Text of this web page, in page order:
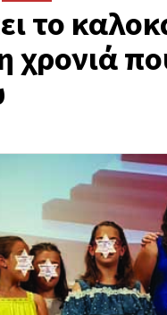
το
χρονιά